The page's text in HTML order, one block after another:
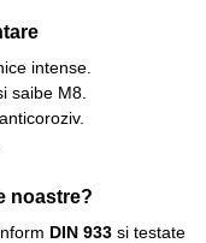
intense.
saibe M8.
noastre?
DIN 933si testate